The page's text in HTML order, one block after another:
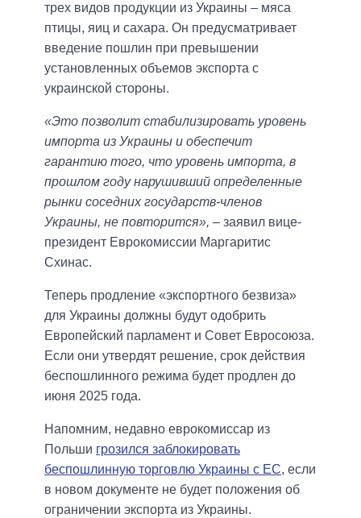
трех видов продукции из Украины – мяса
птицы, яиц и сахара. Он предусматривает
введение пошлин при превышении
установленных объемов экспорта с
украинской стороны.
«Это позволит стабилизировать уровень
импорта из Украины и обеспечит
гарантию того, что уровень импорта, в
прошлом году нарушивший определенные
рынки соседних государств-членов
Украины, не повторится», – заявил вице-
президент Еврокомиссии Маргаритис
Схинас.
Теперь продление «экспортного безвиза»
для Украины должны будут одобрить
Европейский парламент и Совет Евросоюза.
Если они утвердят решение, срок действия
беспошлинного режима будет продлен до
июня 2025 года.
Напомним, недавно еврокомиссар из
Польши грозился заблокировать
беспошлинную торговлю Украины с ЕС, если
в новом документе не будет положения об
ограничении экспорта из Украины.